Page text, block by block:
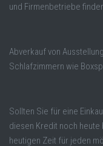
und Firmenbetriebe
Abverkauf von
Schlafzimmern wie
Sollten Sie für eine
diesen Kredit noch heute
heutigen Zeit für jeden